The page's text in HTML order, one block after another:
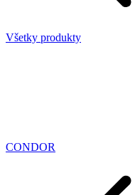
Všetky produkty
CONDOR